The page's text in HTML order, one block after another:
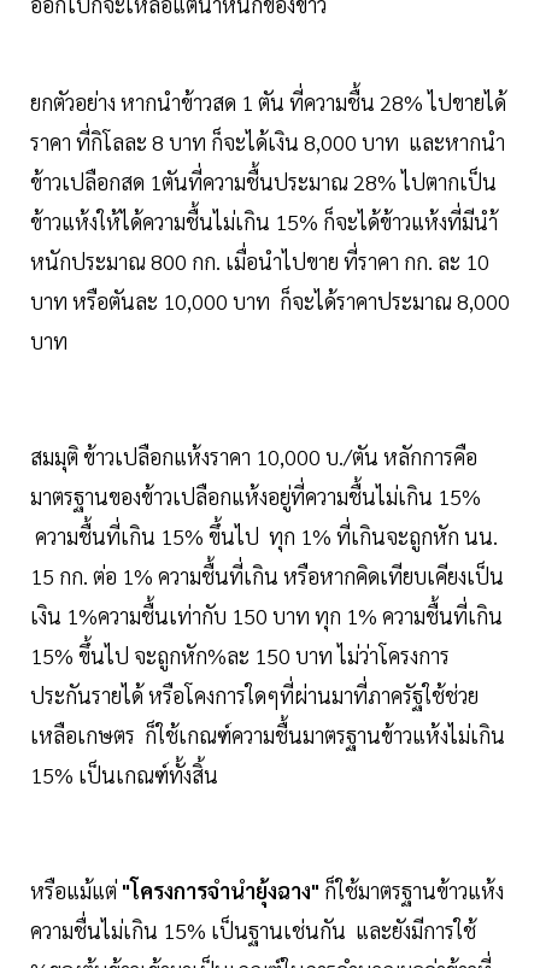
ยกตัวอย่าง หากนำข้าวสด 1 ตัน ที่ความชื้น 28% ไปขายได้
ราคา ที่กิโลละ 8 บาท ก็จะได้เงิน 8,000 บาท และหากนำ
ข้าวเปลือกสด 1ตันที่ความชื้นประมาณ 28% ไปตากเป็น
ข้าวแห้งให้ได้ความชื้นไม่เกิน 15% ก็จะได้ข้าวแห้งที่มีนำ้
หนักประมาณ 800 กก. เมื่อนำไปขาย ที่ราคา กก. ละ 10
บาท หรือตันละ 10,000 บาท ก็จะได้ราคาประมาณ 8,000
บาท
สมมุติ ข้าวเปลือกแห้งราคา 10,000 บ./ตัน หลักการคือ
มาตรฐานของข้าวเปลือกแห้งอยู่ที่ความชื้นไม่เกิน 15%
ความชื้นที่เกิน 15% ขึ้นไป ทุก 1% ที่เกินจะถูกหัก นน.
15 กก. ต่อ 1% ความชื้นที่เกิน หรือหากคิดเทียบเคียงเป็น
เงิน 1%ความชื้นเท่ากับ 150 บาท ทุก 1% ความชื้นที่เกิน
15% ขึ้นไป จะถูกหัก%ละ 150 บาท ไม่ว่าโครงการ
ประกันรายได้ หรือโคงการใดๆที่ผ่านมาที่ภาครัฐใช้ช่วย
เหลือเกษตร ก็ใช้เกณฑ์ความชื้นมาตรฐานข้าวแห้งไม่เกิน
15% เป็นเกณฑ์ทั้งสิ้น
หรือแม้แต่ "โครงการจำนำยุ้งฉาง" ก็ใช้มาตรฐานข้าวแห้ง
ความชื่นไม่เกิน 15% เป็นฐานเช่นกัน และยังมีการใช้